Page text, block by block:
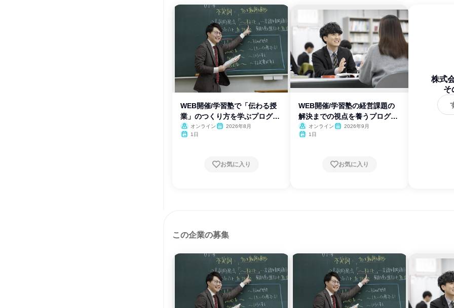
WEB開催/学習塾で「伝わる授
業」のつくり方を学ぶプログラ
ム
オンライン
2026年8月
1日
お気に入り
WEB開催/学習塾の経営課題の
解決までの視点を養うプログラ
ム
オンライン
2026年9月
1日
お気に入り
株式
そ
この企業の募集